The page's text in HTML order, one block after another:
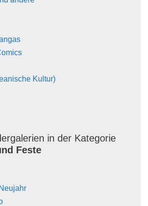
Kultur)
in der Kategorie
Feste